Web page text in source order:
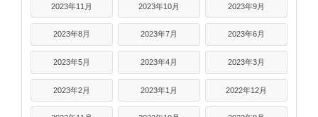
2023年11月 2023年10月 2023年9月
2023年8月 2023年7月 2023年6月
2023年5月 2023年4月 2023年3月
2023年2月 2023年1月 2022年12月